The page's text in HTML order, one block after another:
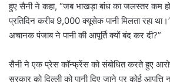
हुए सैनी ने कहा, “जब भाखड़ा बांध का जलस्तर कम हो
प्रतिदिन करीब 9,000 क्यूसेक पानी मिलता रहा
अचानक पंजाब ने पानी की आपूर्ति क्यों बंद कर दी?”
सैनी ने एक प्रेस कॉन्फ्रेंस को संबोधित करते हुए
सरकार को दिल्ली को पानी दिए जाने पर कोई आपत्ति